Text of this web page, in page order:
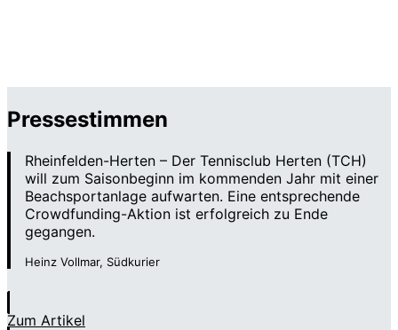
Pressestimmen
Rheinfelden-Herten – Der Tennisclub Herten (TCH)
will zum Saisonbeginn im kommenden Jahr mit einer
Beachsportanlage aufwarten. Eine entsprechende
Crowdfunding-Aktion ist erfolgreich zu Ende
gegangen.
Heinz Vollmar, Südkurier
Zum Artikel